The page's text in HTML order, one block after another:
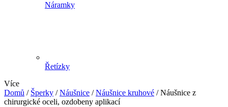
Náramky
Řetízky
Více
Domů / Šperky / Náušnice / Náušnice kruhové / Náušnice z
chirurgické oceli, ozdobeny aplikací